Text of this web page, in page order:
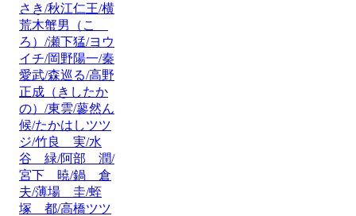
さき/秋江仁王/横
荒木蟹男（こゝ
ろ）/瀬下猛/ヨウ
イチ/岡野陽一/秦
愛武/森巡る/高野
正成（きしたか
の）/東雲/蓼然ん
候/たかはしツツ
ジ/竹良 実/水
谷 緑/阿部 潤/
宮下 暁/鍋 倉
夫/薄場 圭/蛭
塚 都/高橋ツツ